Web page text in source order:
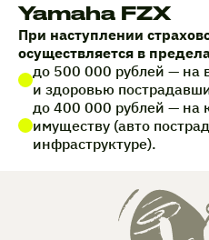
Yamaha FZX
При наступлении
осуществляется в
до 500 000 рублей — на
и здоровью
до 400 000 рублей — на
имуществу (авто
инфраструктуре).